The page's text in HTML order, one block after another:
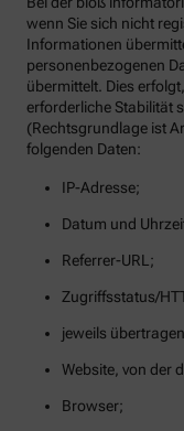
wenn Sie sich nicht
Informationen
personenbezogenen
übermittelt. Dies
erforderliche Stabilität
(Rechtsgrundlage ist
folgenden Daten:
IP-Adresse;
Datum und
Referrer-URL;
Zugriffsstatus/
jeweils
Website, von der
Browser;